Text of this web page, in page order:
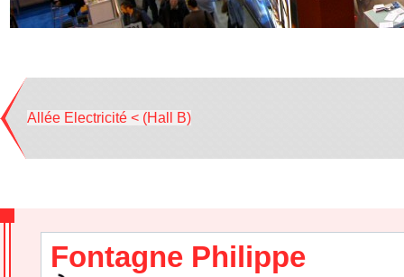
Allée Electricité < (Hall B)
Fontagne Philippe